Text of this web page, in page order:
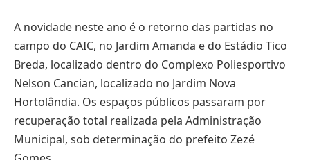
A novidade neste ano é o retorno das partidas no
campo do CAIC, no Jardim Amanda e do Estádio Tico
Breda, localizado dentro do Complexo Poliesportivo
Nelson Cancian, localizado no Jardim Nova
Hortolândia. Os espaços públicos passaram por
recuperação total realizada pela Administração
Municipal, sob determinação do prefeito Zezé